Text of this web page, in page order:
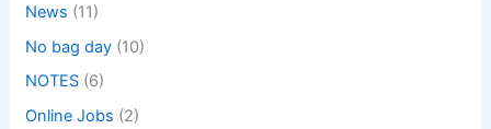
News (11)
No bag day (10)
NOTES (6)
Online Jobs (2)